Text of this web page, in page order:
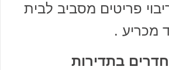
פריטים מסביב לבית
מכריע .